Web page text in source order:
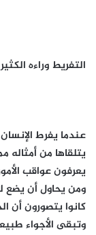
التفريط وراءه
عندما يفرط
يتلقاها من أمثاله
يعرفون عواقب
ومن يحاول أن يضع
كانوا يتصورون
وتبقى الأجواء